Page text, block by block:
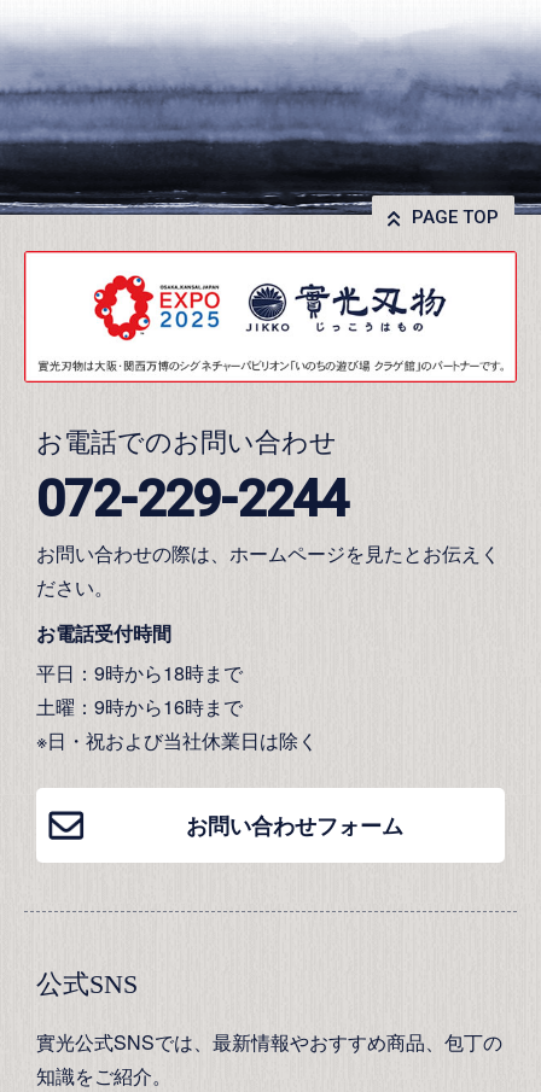
PAGE TOP
お電話でのお問い合わせ
072-229-2244
お問い合わせの際は、ホームページを見たとお伝えく
ださい。
お電話受付時間
平日：9時から18時まで
土曜：9時から16時まで
※日・祝および当社休業日は除く
お問い合わせフォーム
公式SNS
實光公式SNSでは、最新情報やおすすめ商品、包丁の
知識をご紹介。